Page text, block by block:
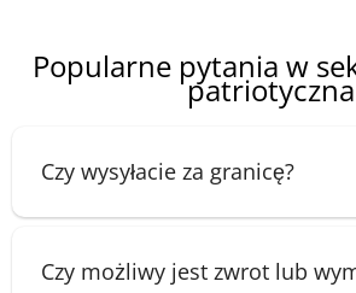
Popularne pytania w
patriotyczna
Czy wysyłacie za granicę?
Czy możliwy jest zwrot lub